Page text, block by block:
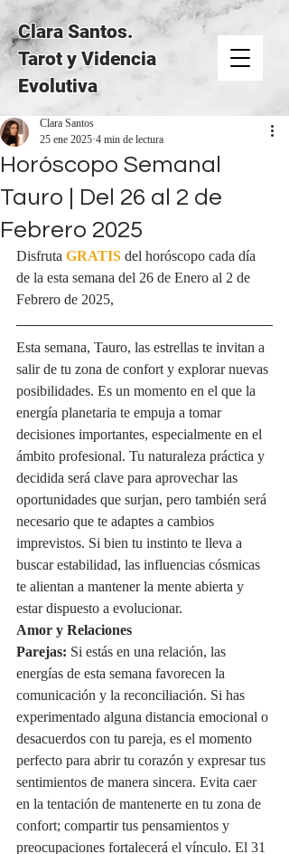
Clara Santos.
Tarot y Videncia
Evolutiva
Horóscopo Semanal
Tauro | Del 26 al 2 de
Febrero 2025
Clara Santos
25 ene 20254 min de lectura
Disfruta GRATISdel horóscopo cada día
de la esta semana del 26 de Enero al 2 de
Febrero de 2025,
Esta semana, Tauro, las estrellas te invitan a
salir de tu zona de confort y explorar nuevas
posibilidades. Es un momento en el que la
energía planetaria te empuja a tomar
decisiones importantes, especialmente en el
ámbito profesional. Tu naturaleza práctica y
decidida será clave para aprovechar las
oportunidades que surjan, pero también será
necesario que te adaptes a cambios
imprevistos. Si bien tu instinto te lleva a
buscar estabilidad, las influencias cósmicas
te alientan a mantener la mente abierta y
estar dispuesto a evolucionar.
Amor y Relaciones
Parejas: Si estás en una relación, las
energías de esta semana favorecen la
comunicación y la reconciliación. Si has
experimentado alguna distancia emocional o
desacuerdos con tu pareja, es el momento
perfecto para abrir tu corazón y expresar tus
sentimientos de manera sincera. Evita caer
en la tentación de mantenerte en tu zona de
confort; compartir tus pensamientos y
preocupaciones fortalecerá el vínculo. El 31